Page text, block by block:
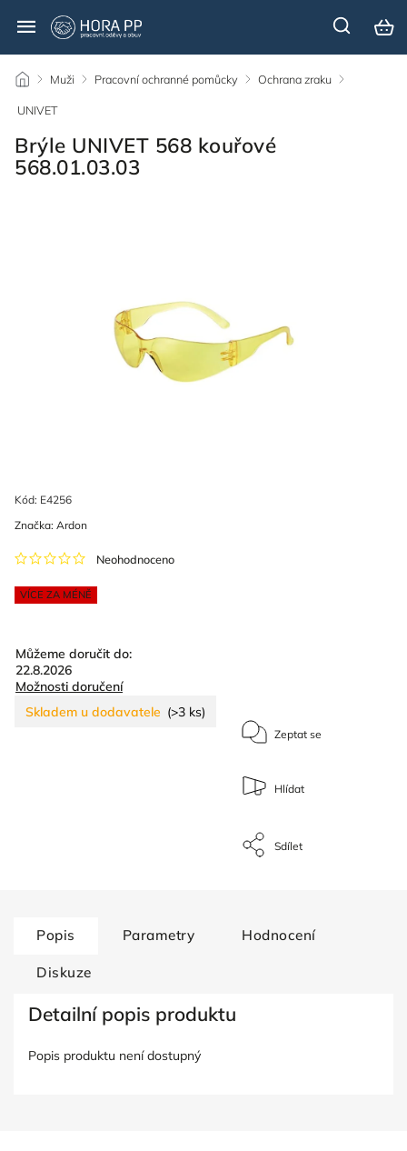
/ Muži / Pracovní ochranné pomůcky / Ochrana zraku /
UNIVET
Brýle UNIVET 568 kouřové
568.01.03.03
Kód: E4256
VÍCE ZA MÉNĚ
Neohodnoceno
Značka: Ardon
Můžeme doručit do:
22.8.2026
Možnosti doručení
Skladem u dodavatele (>3 ks)
Zeptat se
Hlídat
Sdílet
Popis Parametry Hodnocení
Diskuze
Detailní popis produktu
Popis produktu není dostupný